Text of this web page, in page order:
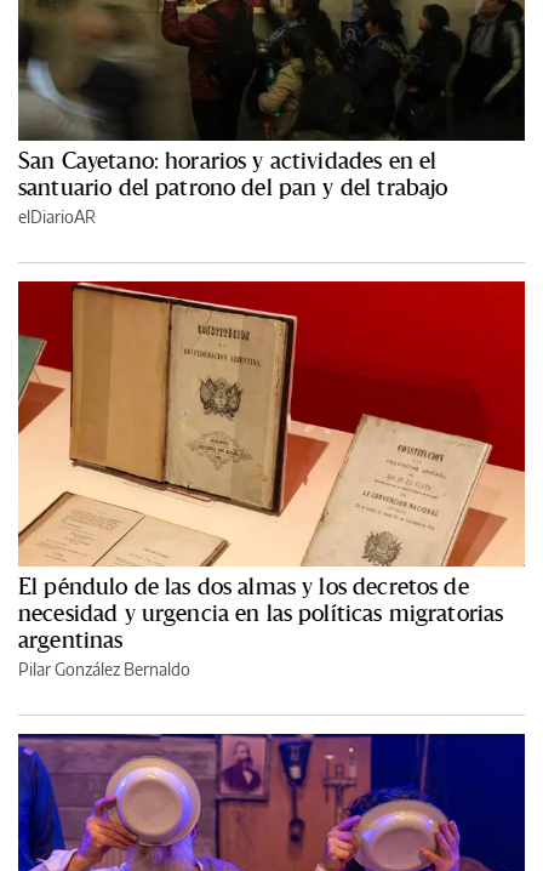
San Cayetano: horarios y actividades en el
santuario del patrono del pan y del trabajo
elDiarioAR
El péndulo de las dos almas y los decretos de
necesidad y urgencia en las políticas migratorias
argentinas
Pilar González Bernaldo